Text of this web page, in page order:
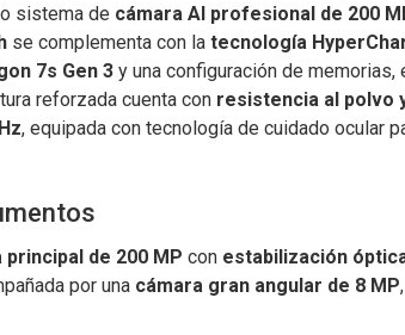
sistema de cámara AI profesional de 200
se complementa con la tecnología
7s Gen 3y una configuración de
reforzada cuenta con resistencia al polvo
, equipada con tecnología de cuidado ocular
principal de 200 MP con estabilización
por una cámara gran angular de 8 MP